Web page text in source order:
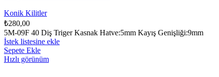
Konik Kilitler
₺280,00
5M-09F 40 Diş Triger Kasnak Hatve:5mm Kayış Genişliği:9mm
İstek listesine ekle
Sepete Ekle
Hızlı görünüm